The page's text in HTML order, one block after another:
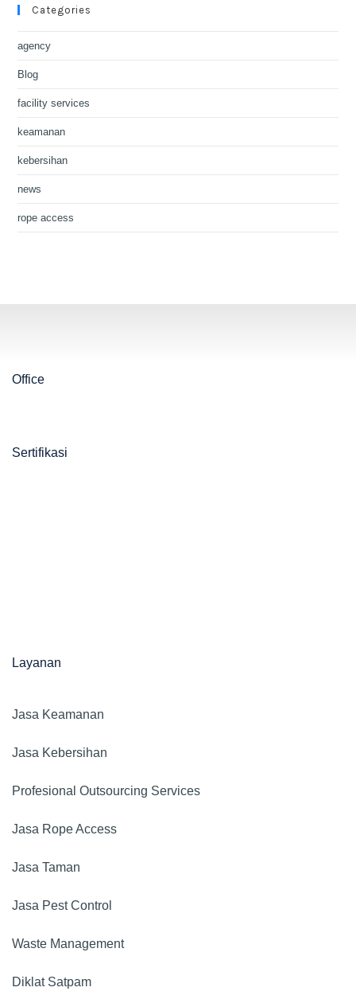
Categories
agency
Blog
facility services
keamanan
kebersihan
news
rope access
Office
Sertifikasi
Layanan
Jasa Keamanan​
Jasa Kebersihan
Profesional Outsourcing Services
Jasa Rope Access
Jasa Taman
Jasa Pest Control
Waste Management
Diklat Satpam